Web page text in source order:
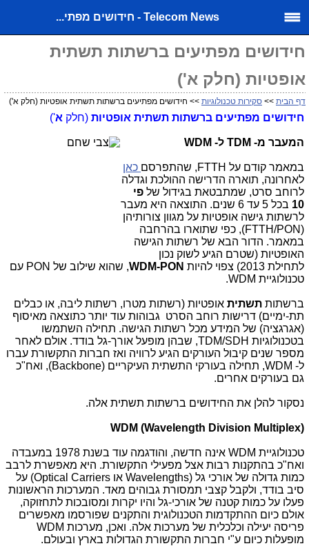
Telecom News - חידושים מפתי...
חידושים מפתיעים ברשתות תשתית
אופטיות (חלק א')
דף הבית >> סקירות טכנולוגיות >> חידושים מפתיעים ברשתות תשתית אופטיות (חלק א')
חידושים מפתיעים ברשתות תשתית אופטיות (חלק א')
המעבר מ- TDM ל- WDM
במאמר קודם על FTTH, שהתפרסם כאן
לאחרונה, תוארה הדרישה ההולכת וגדלה
לרוחב סרט, שמתבטאת בגידול של פי
10
בכל 5 עד 6 שנים. התוצאה היא מעבר
לרשתות גישה אופטיות על מגוון צורותיהן
(FTTH/PON), כפי שתוארו בהרחבה
במאמר. הדור הבא של רשתות הגישה
האופטיות (שטרם הגיע לשוק נכון
לתחילת 2013) צפוי להיות
WDM-PON, שהוא שילוב של PON עם
טכנולוגיית WDM
.
ברשתות תשתית אופטיות (רשתות מטרו, רשתות ליבה, או כבלים
תת-ימיים) דרישות רוחב הסרט גבוהות עוד יותר כתוצאה מאיסוף
(אגרגציה) של המידע מכל רשתות הגישה. תחילה השתמשו
בטכנולוגיות TDM/SDH, שבהן מופעל אורך-גל בודד. אולם לאחר
מספר שנים קיבול העורקים הגיע לרוויה ואז חברות התקשורת עברו
ל- WDM, תחילה בעורקי התשתית העיקריים (Backbone), ואח"כ
גם בעורקים אחרים.
נסקור להלן את החידושים ברשתות תשתית אלה.
WDM (Wavelength Division Multiplex)
טכנולוגיית WDM
אינה חדשה, והודגמה עוד בשנת 1978 במעבדה
ואח"כ בהתקנות רבות אצל מפעילי התקשורת. היא מאפשרת לרבב
כמות גדולה של אורכי גל Wavelengths) או Optical Carriers) על
סיב בודד, ולקבל קצבי תמסורת גבוהים מאד. המערכות הראשונות
פעלו על כמות קטנה של אורכי-גל והיו יקרות ומסובכות לתחזוקה,
אולם כיום ההתקדמות הטכנולוגית והתקנים שפורסמו מאפשרים
פריסה יעילה וכלכלית של מערכות אלה. ואכן, מערכות WDM
מופעלות כיום ע"י חברות התקשורת הגדולות בארץ ובעולם.